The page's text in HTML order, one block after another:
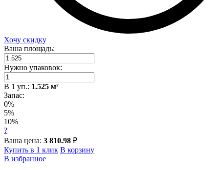
Хочу скидку
Ваша площадь:
Нужно упаковок:
В 1 уп.: 1.525 м²
Запас:
0%
5%
10%
?
Ваша цена: 3 810.98 ₽
Купить в 1 клик В корзину
В избранное